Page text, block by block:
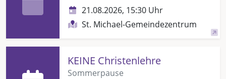
21.08.2026, 15:30 Uhr
St. Michael-Gemeindezentrum
KEINE Christenlehre
Sommerpause